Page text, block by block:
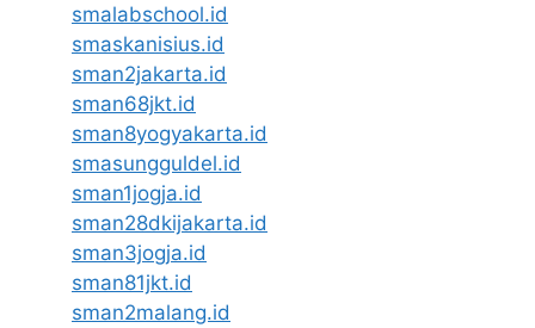
smalabschool.id
smaskanisius.id
sman2jakarta.id
sman68jkt.id
sman8yogyakarta.id
smasungguldel.id
sman1jogja.id
sman28dkijakarta.id
sman3jogja.id
sman81jkt.id
sman2malang.id